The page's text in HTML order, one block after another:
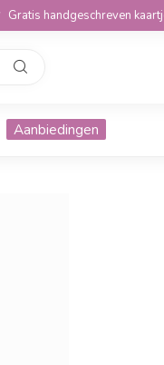
Gratis handgeschreven
Aanbiedingen